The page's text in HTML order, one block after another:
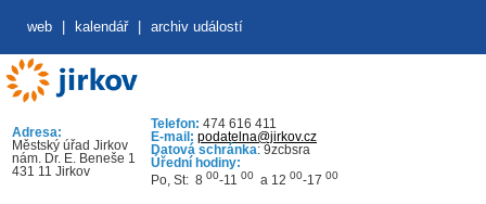
web kalendář archiv událostí
Adresa:
Městský úřad Jirkov
nám. Dr. E. Beneše 1
431 11 Jirkov
Telefon: 474 616 411
E-mail: podatelna@jirkov.cz
Datová schránka: 9zcbsra
Úřední hodiny:
Po, St: 8 00-11 00 a 12 00-17 00